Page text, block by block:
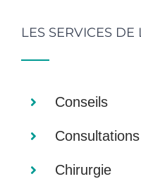
LES SERVICES
Conseils
Consultations
Chirurgie